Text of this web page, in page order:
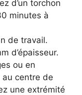
d’un torchon
minutes à
de travail.
d’épaisseur.
ou en
centre de
une extrémité